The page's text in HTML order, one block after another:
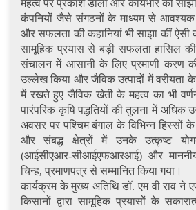
महत्व पर प्रकाश डाला और कार्यभार को
कंपनियों जैसे संगठनों के माध्यम से आवश्यक
और सफलता की कहानियां भी साझा कीं ऐसी
सामूहिक प्रयास से बड़ी सफलता हासिल
संचालन में आसानी के लिए प्रमाणी करण
उल्लेख किया और जैविक उत्पादों में वरीयता के
में रखते हुए जैविक खेती के महत्व का भी
पारंपरिक कृषि पद्धतियों की तुलना में अधिक
अवसर पर पश्चिम बंगाल के विभिन्न हिस्सों के
और संबद्ध क्षेत्रों में उनके उत्कृष्ट
(आईसीएआर-सीआईएफआरआई) और माननीय
चिन्ह, प्रमाणपत्र से सम्मानित किया गया।
कार्यक्रम के मुख्य अतिथि डॉ. एम वी राव ने
किसानों द्वारा सामूहिक प्रयासों के